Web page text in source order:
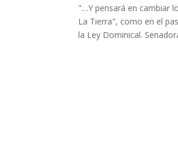
"…Y pensará en cambiar
La Tierra", como en el
la Ley Dominical.